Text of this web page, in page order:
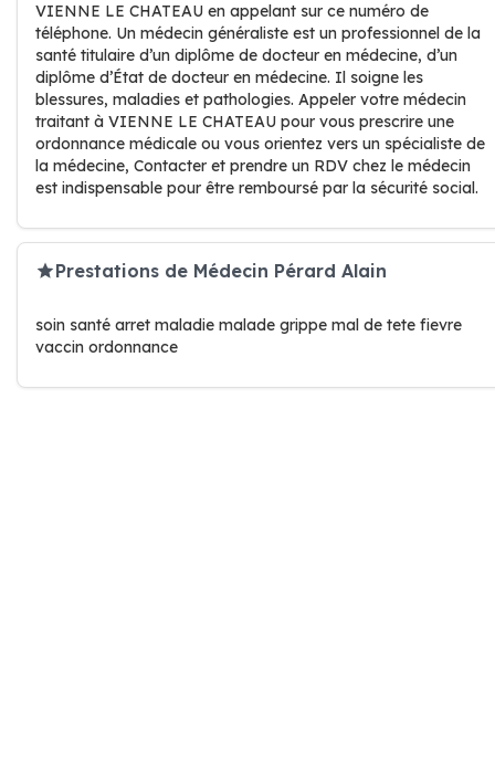
VIENNE LE CHATEAU en appelant sur ce numéro de
téléphone. Un médecin généraliste est un professionnel de la
santé titulaire d’un diplôme de docteur en médecine, d’un
diplôme d’État de docteur en médecine. Il soigne les
blessures, maladies et pathologies. Appeler votre médecin
traitant à VIENNE LE CHATEAU pour vous prescrire une
ordonnance médicale ou vous orientez vers un spécialiste de
la médecine, Contacter et prendre un RDV chez le médecin
est indispensable pour être remboursé par la sécurité social.
Prestations de Médecin Pérard Alain
soin santé arret maladie malade grippe mal de tete fievre
vaccin ordonnance